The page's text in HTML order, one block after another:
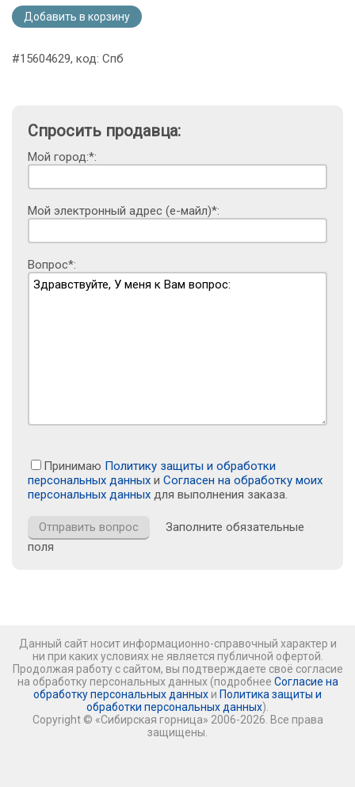
Добавить в корзину
#15604629, код: Спб
Спросить продавца:
Мой город:*:
Мой электронный адрес (е-майл)*:
Вопрос*:
Принимаю Политику защиты и обработки
персональных данных и Согласен на обработку моих
персональных данных для выполнения заказа.
Заполните обязательные
поля
Данный сайт носит информационно-справочный характер и
ни при каких условиях не является публичной офертой.
Продолжая работу с сайтом, вы подтверждаете своё согласие
на обработку персональных данных (подробнее Согласие на
обработку персональных данных и Политика защиты и
обработки персональных данных).
Copyright © «Сибирская горница» 2006-2026. Все права
защищены.